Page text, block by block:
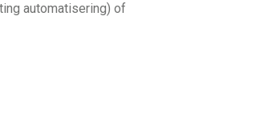
automatisering) of